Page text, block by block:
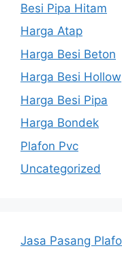
Besi Pipa Hitam
Harga Atap
Harga Besi Beton
Harga Besi Hollow
Harga Besi Pipa
Harga Bondek
Plafon Pvc
Uncategorized
Jasa Pasang